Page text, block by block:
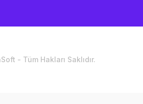
- Tüm Hakları Saklıdır.